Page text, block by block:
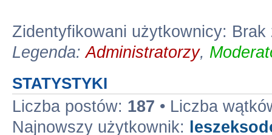
Zidentyfikowani użytkownicy:
Legenda:Administratorzy,
STATYSTYKI
Liczba postów: 187 • Liczba
Najnowszy użytkownik: